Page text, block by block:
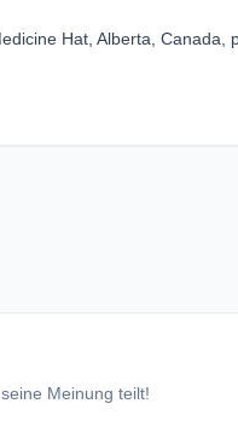
Hat, Alberta, Canada,
Meinung teilt!